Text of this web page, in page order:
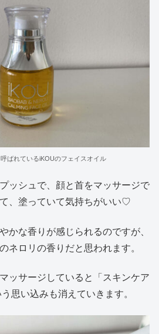
ばれているiKOUのフェイスオイル
ッシュで、顔と首をマッサージで
、塗っていて気持ちがいい♡
かな香りが感じられるのですが、
ネロリの香りだと思われます。
ッサージしていると「スキンケア
思い込みも消えていきます。